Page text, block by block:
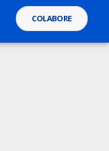
COLABORE